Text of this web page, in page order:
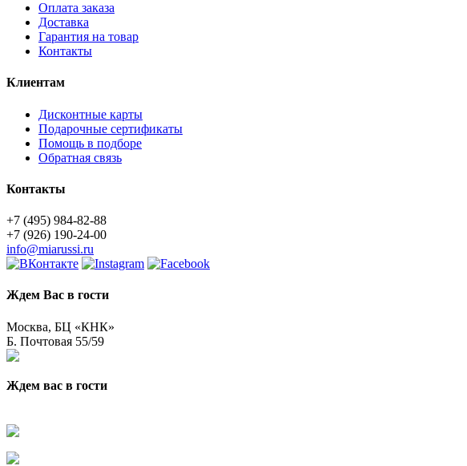
Оплата заказа
Доставка
Гарантия на товар
Контакты
Клиентам
Дисконтные карты
Подарочные сертификаты
Помощь в подборе
Обратная связь
Контакты
+7 (495) 984-82-88
+7 (926) 190-24-00
info@miarussi.ru
Ждем Вас в гости
Москва, БЦ «КНК»
Б. Почтовая 55/59
Ждем вас в гости